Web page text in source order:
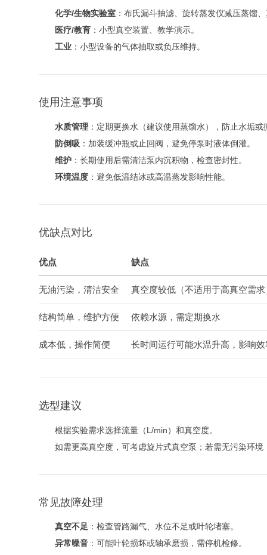
化学/生物实验室 ：布氏漏斗抽滤、旋转蒸发仪减压蒸馏
医疗/教育 ：小型真空装置、教学演示。
工业 ：小型设备的气体抽取或负压维持。
使用注意事项
水质管理 ：定期更换水（建议使用蒸馏水），防止水垢
防倒吸 ：加装缓冲瓶或止回阀，避免停泵时液体倒灌。
维护 ：长期使用后需清洁泵内沉积物，检查密封性。
环境温度 ：避免低温结冰或高温蒸发影响性能。
优缺点对比
优点 缺点
无油污染，清洁安全 真空度较低（不适用于高真空需求
结构简单，维护方便 依赖水源，需定期换水
成本低，操作简便 长时间运行可能水温升高，影响效
选型建议
根据实验需求选择流量（L/min）和真空度。
如需更高真空度，可考虑旋片式真空泵；若需无污染环境
常见故障处理
真空不足 ：检查管路漏气、水位不足或叶轮堵塞。
异常噪音 ：可能叶轮损坏或轴承磨损，需停机检修。